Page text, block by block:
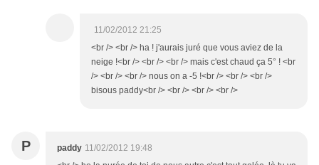
11/02/2012 21:25
<br /> <br /> ha ! j'aurais juré que vous aviez de la
neige !<br /> <br /> <br /> mais c'est chaud ça 5° ! <br
/> <br /> <br /> nous on a -5 !<br /> <br /> <br />
bisous paddy<br /> <br /> <br /> <br />
P paddy 11/02/2012 19:48